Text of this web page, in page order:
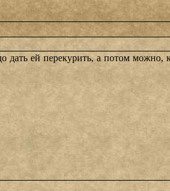
ей перекурить, а потом можно,